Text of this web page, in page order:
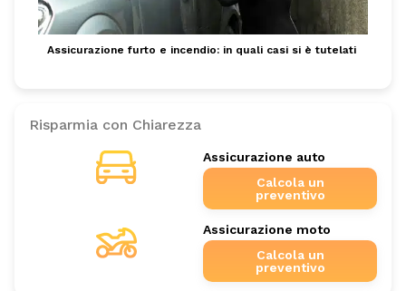
Assicurazione furto e incendio: in quali casi si è tutelati
Risparmia con Chiarezza
Assicurazione auto
Calcola un
preventivo
Assicurazione moto
Calcola un
preventivo